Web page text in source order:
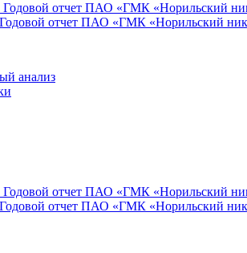
Годовой отчет ПАО «ГМК «Норильский
Годовой отчет ПАО «ГМК «Норильский
анализ
Годовой отчет ПАО «ГМК «Норильский
Годовой отчет ПАО «ГМК «Норильский